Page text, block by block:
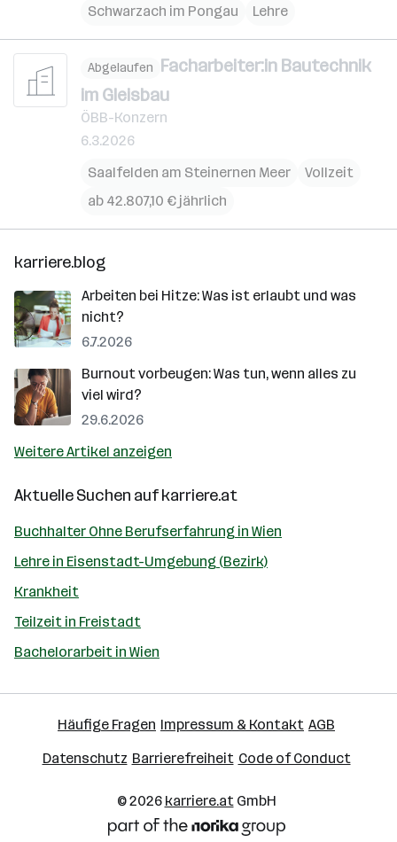
Schwarzach im Pongau
Lehre
Abgelaufen Facharbeiter:in Bautechnik
im Gleisbau
ÖBB-Konzern
6.3.2026
Saalfelden am Steinernen Meer
Vollzeit
ab 42.807,10 € jährlich
karriere.blog
Arbeiten bei Hitze: Was ist erlaubt und was
nicht?
6.7.2026
Burnout vorbeugen: Was tun, wenn alles zu
viel wird?
29.6.2026
Weitere Artikel anzeigen
Aktuelle Suchen aufkarriere.at
Buchhalter Ohne Berufserfahrung in Wien
Lehre in Eisenstadt-Umgebung (Bezirk)
Krankheit
Teilzeit in Freistadt
Bachelorarbeit in Wien
Häufige Fragen Impressum & Kontakt AGB
Datenschutz Barrierefreiheit Code of Conduct
© 2026 karriere.at GmbH